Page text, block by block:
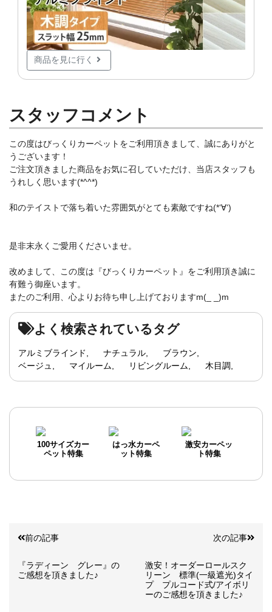
商品を見に行く
スタッフコメント
この度はびっくりカーペットをご利用頂きまして、誠にありがと
うございます！
ご注文頂きました商品をお気に召していただけ、当店スタッフも
うれしく思います(*^^*)
和のテイストで落ち着いた雰囲気がとても素敵ですね(*‘∀‘)
是非末永くご愛用くださいませ。
改めまして、この度は『びっくりカーペット』をご利用頂き誠に
有難う御座います。
またのご利用、心よりお待ち申し上げておりますm(_ _)m
よく検索されているタグ
アルミブラインド ナチュラル
ブラウン
ベージュ
マイルーム リビングルーム 木目調
100サイズカー
ペット特集
はっ水カーペ
ット特集
激安カーペッ
ト特集
前の記事
『ラディーン グレー』の
ご感想を頂きました♪
次の記事
激安！オーダーロールスク
リーン 標準(一級遮光)タイ
プ プルコード式/アイボリ
ーのご感想を頂きました♪